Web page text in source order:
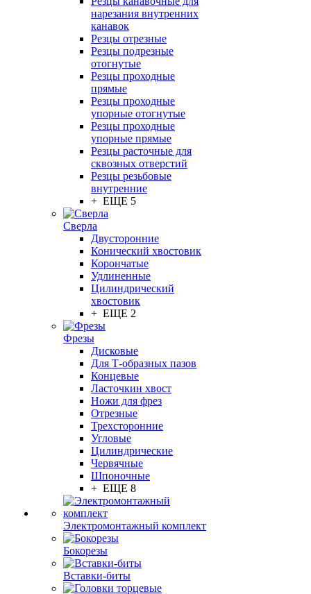
нарезания внутренних
канавок
Резцы отрезные
Резцы подрезные
отогнутые
Резцы проходные
прямые
Резцы проходные
упорные отогнутые
Резцы проходные
упорные прямые
Резцы расточные для
сквозных отверстий
Резцы резьбовые
внутренние
+ ЕЩЕ 5
Сверла
Двусторонние
Конический хвостовик
Корончатые
Удлиненные
Цилиндрический
хвостовик
+ ЕЩЕ 2
Фрезы
Дисковые
Для Т-образных пазов
Концевые
Ласточкин хвост
Ножи для фрез
Отрезные
Трехсторонние
Угловые
Цилиндрические
Червячные
Шпоночные
+ ЕЩЕ 8
Электромонтажный комплект
Бокорезы
Вставки-биты